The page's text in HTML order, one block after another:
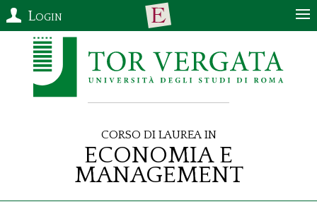
Login
Corso di Laurea in
Economia e
Management